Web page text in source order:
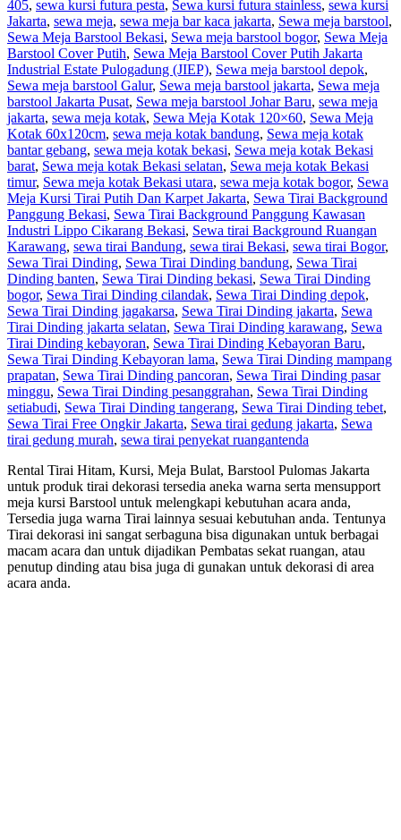
405, sewa kursi futura pesta, Sewa kursi futura stainless, sewa kursi
Jakarta, sewa meja, sewa meja bar kaca jakarta, Sewa meja barstool,
Sewa Meja Barstool Bekasi, Sewa meja barstool bogor, Sewa Meja
Barstool Cover Putih, Sewa Meja Barstool Cover Putih Jakarta
Industrial Estate Pulogadung (JIEP), Sewa meja barstool depok,
Sewa meja barstool Galur, Sewa meja barstool jakarta, Sewa meja
barstool Jakarta Pusat, Sewa meja barstool Johar Baru, sewa meja
jakarta, sewa meja kotak, Sewa Meja Kotak 120×60, Sewa Meja
Kotak 60x120cm, sewa meja kotak bandung, Sewa meja kotak
bantar gebang, sewa meja kotak bekasi, Sewa meja kotak Bekasi
barat, Sewa meja kotak Bekasi selatan, Sewa meja kotak Bekasi
timur, Sewa meja kotak Bekasi utara, sewa meja kotak bogor, Sewa
Meja Kursi Tirai Putih Dan Karpet Jakarta, Sewa Tirai Background
Panggung Bekasi, Sewa Tirai Background Panggung Kawasan
Industri Lippo Cikarang Bekasi, Sewa tirai Background Ruangan
Karawang, sewa tirai Bandung, sewa tirai Bekasi, sewa tirai Bogor,
Sewa Tirai Dinding, Sewa Tirai Dinding bandung, Sewa Tirai
Dinding banten, Sewa Tirai Dinding bekasi, Sewa Tirai Dinding
bogor, Sewa Tirai Dinding cilandak, Sewa Tirai Dinding depok,
Sewa Tirai Dinding jagakarsa, Sewa Tirai Dinding jakarta, Sewa
Tirai Dinding jakarta selatan, Sewa Tirai Dinding karawang, Sewa
Tirai Dinding kebayoran, Sewa Tirai Dinding Kebayoran Baru,
Sewa Tirai Dinding Kebayoran lama, Sewa Tirai Dinding mampang
prapatan, Sewa Tirai Dinding pancoran, Sewa Tirai Dinding pasar
minggu, Sewa Tirai Dinding pesanggrahan, Sewa Tirai Dinding
setiabudi, Sewa Tirai Dinding tangerang, Sewa Tirai Dinding tebet,
Sewa Tirai Free Ongkir Jakarta, Sewa tirai gedung jakarta, Sewa
tirai gedung murah, sewa tirai penyekat ruangantenda
Rental Tirai Hitam, Kursi, Meja Bulat, Barstool Pulomas Jakarta
untuk produk tirai dekorasi tersedia aneka warna serta mensupport
meja kursi Barstool untuk melengkapi kebutuhan acara anda,
Tersedia juga warna Tirai lainnya sesuai kebutuhan anda. Tentunya
Tirai dekorasi ini sangat serbaguna bisa digunakan untuk berbagai
macam acara dan untuk dijadikan Pembatas sekat ruangan, atau
penutup dinding atau bisa juga di gunakan untuk dekorasi di area
acara anda.